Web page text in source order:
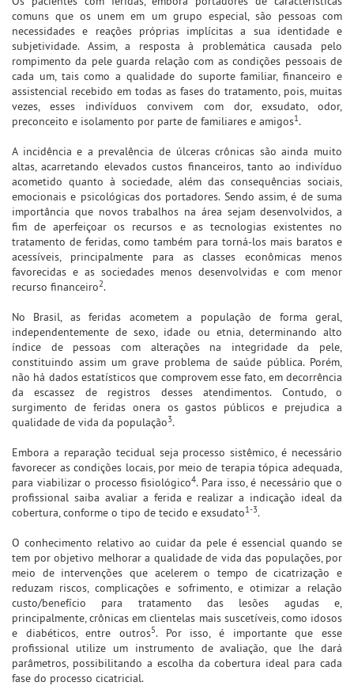
comuns que os unem em um grupo especial, são pessoas com
necessidades e reações próprias implícitas a sua identidade e
subjetividade. Assim, a resposta à problemática causada pelo
rompimento da pele guarda relação com as condições pessoais de
cada um, tais como a qualidade do suporte familiar, financeiro e
assistencial recebido em todas as fases do tratamento, pois, muitas
vezes, esses indivíduos convivem com dor, exsudato, odor,
preconceito e isolamento por parte de familiares e amigos1.
A incidência e a prevalência de úlceras crônicas são ainda muito
altas, acarretando elevados custos financeiros, tanto ao indivíduo
acometido quanto à sociedade, além das consequências sociais,
emocionais e psicológicas dos portadores. Sendo assim, é de suma
importância que novos trabalhos na área sejam desenvolvidos, a
fim de aperfeiçoar os recursos e as tecnologias existentes no
tratamento de feridas, como também para torná-los mais baratos e
acessíveis, principalmente para as classes econômicas menos
favorecidas e as sociedades menos desenvolvidas e com menor
recurso financeiro2.
No Brasil, as feridas acometem a população de forma geral,
independentemente de sexo, idade ou etnia, determinando alto
índice de pessoas com alterações na integridade da pele,
constituindo assim um grave problema de saúde pública. Porém,
não há dados estatísticos que comprovem esse fato, em decorrência
da escassez de registros desses atendimentos. Contudo, o
surgimento de feridas onera os gastos públicos e prejudica a
qualidade de vida da população3.
Embora a reparação tecidual seja processo sistêmico, é necessário
favorecer as condições locais, por meio de terapia tópica adequada,
para viabilizar o processo fisiológico4. Para isso, é necessário que o
profissional saiba avaliar a ferida e realizar a indicação ideal da
cobertura, conforme o tipo de tecido e exsudato1-3.
O conhecimento relativo ao cuidar da pele é essencial quando se
tem por objetivo melhorar a qualidade de vida das populações, por
meio de intervenções que acelerem o tempo de cicatrização e
reduzam riscos, complicações e sofrimento, e otimizar a relação
custo/benefício para tratamento das lesões agudas e,
principalmente, crônicas em clientelas mais suscetíveis, como idosos
e diabéticos, entre outros5. Por isso, é importante que esse
profissional utilize um instrumento de avaliação, que lhe dará
parâmetros, possibilitando a escolha da cobertura ideal para cada
fase do processo cicatricial.